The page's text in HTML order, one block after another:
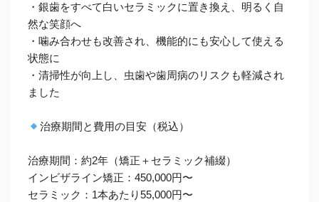
・銀歯をすべて白いセラミックに置き換え、明るく自
然な笑顔へ
・噛み合わせも改善され、機能的にも安心して使える
状態に
・清掃性が向上し、虫歯や歯周病のリスクも軽減され
ました
治療期間と費用の目安（税込）
治療期間：約2年（矯正＋セラミック補綴）
インビザライン矯正：450,000円〜
セラミック：1本あたり55,000円〜